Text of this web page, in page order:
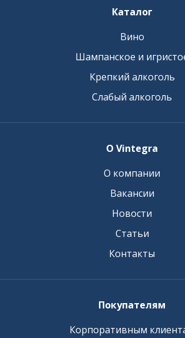
Каталог
Вино
Шампанское и
Крепкий алкоголь
Слабый алкоголь
О Vintegra
О компании
Вакансии
Новости
Статьи
Контакты
Покупателям
Корпоративным